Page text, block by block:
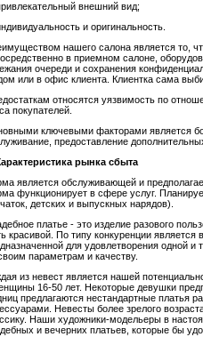
внешний вид;
и оригинальность.
нашего салона является то,
в приемном салоне,
очереди и сохранения
или в офис клиента. Клиентка сама
относятся уязвимость по
покупателей.
ключевыми факторами является
предоставление
рынка сбыта
является обслуживающей и
функционирует в сфере услуг.
детских и выпускных нарядов).
платье - это изделие разового
красивой. По типу конкуренции
для удовлетворения одной
параметрам и качеству.
из невест является нашей
16-50 лет. Некоторые девушки
предлагаются нестандартные платья
Невесты более зрелого
Наши художники-модельеры в
и вечерних платьев, которые бы